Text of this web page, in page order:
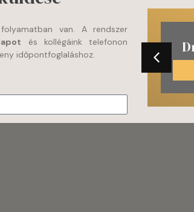
van. A rendszer
és kollégáink telefonon
időpontfoglaláshoz.